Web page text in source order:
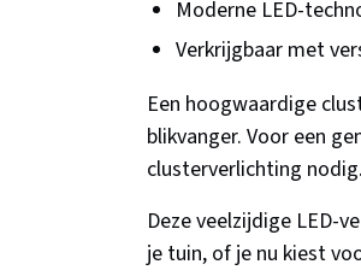
Moderne LED-
Verkrijgbaar met
Een hoogwaardige
blikvanger. Voor een
clusterverlichting nodig.
Deze veelzijdige LED-
je tuin, of je nu kiest